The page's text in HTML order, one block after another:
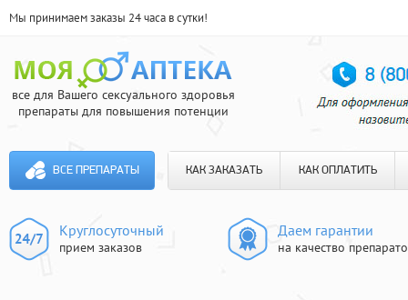
Мы принимаем заказы 24 часа в сутки!
все для Вашего сексуального здоровья
препараты для повышения потенции
ВСЕ ПРЕПАРАТЫ КАК ЗАКАЗАТЬ КАК ОПЛАТИТЬ
Круглосуточный
прием заказов
Даем гарантии
на качество